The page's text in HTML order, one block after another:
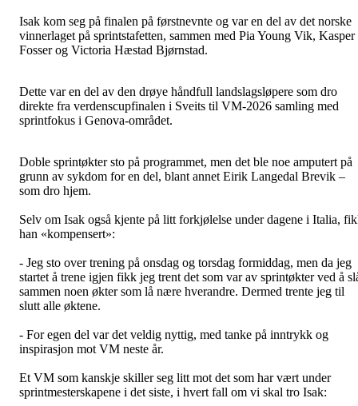
Isak kom seg på finalen på førstnevnte og var en del av det norske
vinnerlaget på sprintstafetten, sammen med Pia Young Vik, Kasper
Fosser og Victoria Hæstad Bjørnstad.
Dette var en del av den drøye håndfull landslagsløpere som dro
direkte fra verdenscupfinalen i Sveits til VM-2026 samling med
sprintfokus i Genova-området.
Doble sprintøkter sto på programmet, men det ble noe amputert på
grunn av sykdom for en del, blant annet Eirik Langedal Brevik –
som dro hjem.
Selv om Isak også kjente på litt forkjølelse under dagene i Italia,
han «kompensert»:
- Jeg sto over trening på onsdag og torsdag formiddag, men da jeg
startet å trene igjen fikk jeg trent det som var av sprintøkter ved å
sammen noen økter som lå nære hverandre. Dermed trente jeg til
slutt alle øktene.
- For egen del var det veldig nyttig, med tanke på inntrykk og
inspirasjon mot VM neste år.
Et VM som kanskje skiller seg litt mot det som har vært under
sprintmesterskapene i det siste, i hvert fall om vi skal tro Isak: